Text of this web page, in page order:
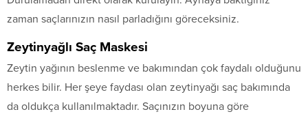
zaman saçlarınızın nasıl parladığını göreceksiniz.
Zeytinyağlı Saç Maskesi
Zeytin yağının beslenme ve bakımından çok faydalı olduğunu
herkes bilir. Her şeye faydası olan zeytinyağı saç bakımında
da oldukça kullanılmaktadır. Saçınızın boyuna göre